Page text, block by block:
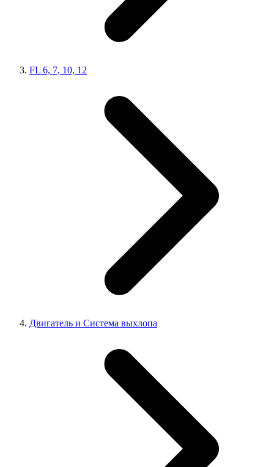
FL 6, 7, 10, 12
Двигатель и Система выхлопа